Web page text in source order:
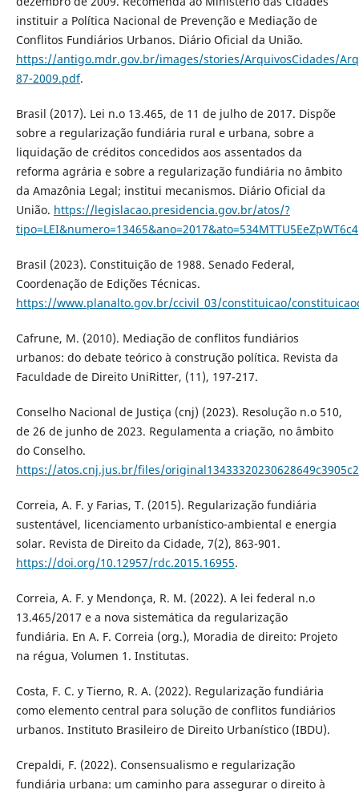
instituir a Política Nacional de Prevenção e Mediação de
Conflitos Fundiários Urbanos. Diário Oficial da União.
https://antigo.mdr.gov.br/images/stories/ArquivosCidades/
87-2009.pdf.
Brasil (2017). Lei n.o 13.465, de 11 de julho de 2017. Dispõe
sobre a regularização fundiária rural e urbana, sobre a
liquidação de créditos concedidos aos assentados da
reforma agrária e sobre a regularização fundiária no âmbito
da Amazônia Legal; institui mecanismos. Diário Oficial da
União. https://legislacao.presidencia.gov.br/atos/?
tipo=LEI&numero=13465&ano=2017&ato=534MTTU5EeZpWT6c4
Brasil (2023). Constituição de 1988. Senado Federal,
Coordenação de Edições Técnicas.
https://www.planalto.gov.br/ccivil_03/constituicao/
Cafrune, M. (2010). Mediação de conflitos fundiários
urbanos: do debate teórico à construção política. Revista da
Faculdade de Direito UniRitter, (11), 197-217.
Conselho Nacional de Justiça (cnj) (2023). Resolução n.o 510,
de 26 de junho de 2023. Regulamenta a criação, no âmbito
do Conselho.
https://atos.cnj.jus.br/files/
Correia, A. F. y Farias, T. (2015). Regularização fundiária
sustentável, licenciamento urbanístico-ambiental e energia
solar. Revista de Direito da Cidade, 7(2), 863-901.
https://doi.org/10.12957/rdc.2015.16955.
Correia, A. F. y Mendonça, R. M. (2022). A lei federal n.o
13.465/2017 e a nova sistemática da regularização
fundiária. En A. F. Correia (org.), Moradia de direito: Projeto
na régua, Volumen 1. Institutas.
Costa, F. C. y Tierno, R. A. (2022). Regularização fundiária
como elemento central para solução de conflitos fundiários
urbanos. Instituto Brasileiro de Direito Urbanístico (IBDU).
Crepaldi, F. (2022). Consensualismo e regularização
fundiária urbana: um caminho para assegurar o direito à